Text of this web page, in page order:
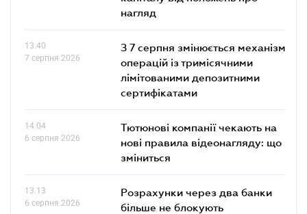
нагляд
13.40
7 серпня 2026
З 7 серпня змінюється механізм
операцій із тримісячними
лімітованими депозитними
сертифікатами
14.04
6 серпня 2026
Тютюнові компанії чекають на
нові правила відеонагляду: що
зміниться
13.13
6 серпня 2026
Розрахунки через два банки
більше не блокують